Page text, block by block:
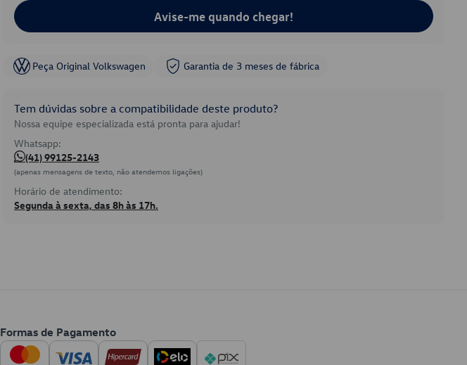
Avise-me quando chegar!
Peça Original Volkswagen Garantia de 3 meses de fábrica
Tem dúvidas sobre a compatibilidade deste produto?
Nossa equipe especializada está pronta para ajudar!
Whatsapp:
(41) 99125-2143
(apenas mensagens de texto, não atendemos ligações)
Horário de atendimento:
Segunda à sexta, das 8h às 17h.
Formas de Pagamento